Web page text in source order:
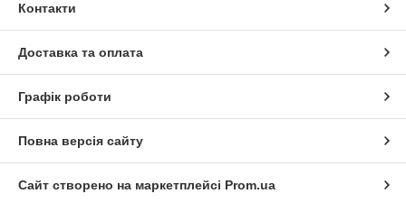
Контакти
Доставка та оплата
Графік роботи
Повна версія сайту
Сайт створено на маркетплейсі Prom.ua